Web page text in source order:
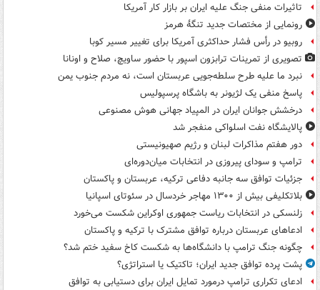
تاثیرات منفی جنگ علیه ایران بر بازار کار آمریکا
رونمایی از مختصات جدید تنگۀ هرمز
روبیو در رأس فشار حداکثری آمریکا برای تغییر مسیر کوبا
تصویری از تمرینات ترابزون اسپور با حضور ساویچ، صلاح و اونانا
نبرد ما علیه طرح سلطه‌جویی عربستان است، نه مردم جنوب یمن
پاسخ منفی یک لژیونر به باشگاه پرسپولیس
درخشش جوانان ایران در المپیاد جهانی هوش مصنوعی
پالایشگاه نفت اسلواکی منفجر شد
دور هفتم مذاکرات لبنان و رژیم صهیونیستی
ترامپ و سودای پیروزی در انتخابات میان‌دوره‌ای
جزئیات توافق سه جانبه دفاعی ترکیه، عربستان و پاکستان
بلاتکلیفی بیش از ۱۳۰۰ مهاجر خردسال در سئوتای اسپانیا
زلنسکی در انتخابات ریاست جمهوری اوکراین شکست می‌خورد
ادعاهای عربستان درباره توافق مشترک با ترکیه و پاکستان
چگونه جنگ ترامپ با دانشگاه‌ها به شکست کاخ سفید ختم شد؟
پشت پرده توافق جدید ایران؛ تاکتیک یا استراتژی؟
ادعای تکراری ترامپ درمورد تمایل ایران برای دستیابی به توافق